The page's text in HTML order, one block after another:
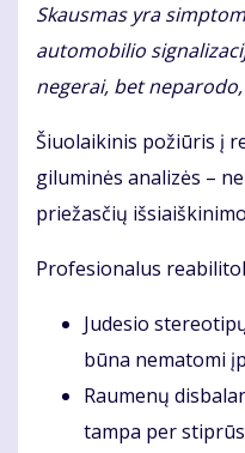
Skausmas yra
automobilio
negerai, bet
Šiuolaikinis požiūris į
giluminės analizės –
priežasčių
Profesionalus
Judesio
būna nematomi
Raumenų
tampa per